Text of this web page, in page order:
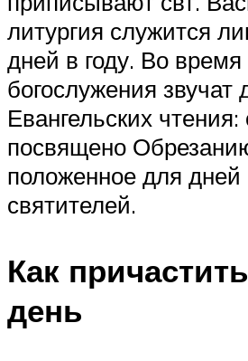
литургия служится
дней в году. Во время
богослужения звучат
Евангельских чтения:
посвящено
положенное для дней
святителей.
Как
день